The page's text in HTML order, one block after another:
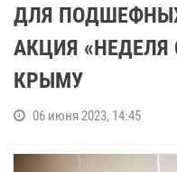
ДЛЯ
АКЦИЯ «НЕДЕЛЯ
КРЫМУ
06 июня 2023, 14:45